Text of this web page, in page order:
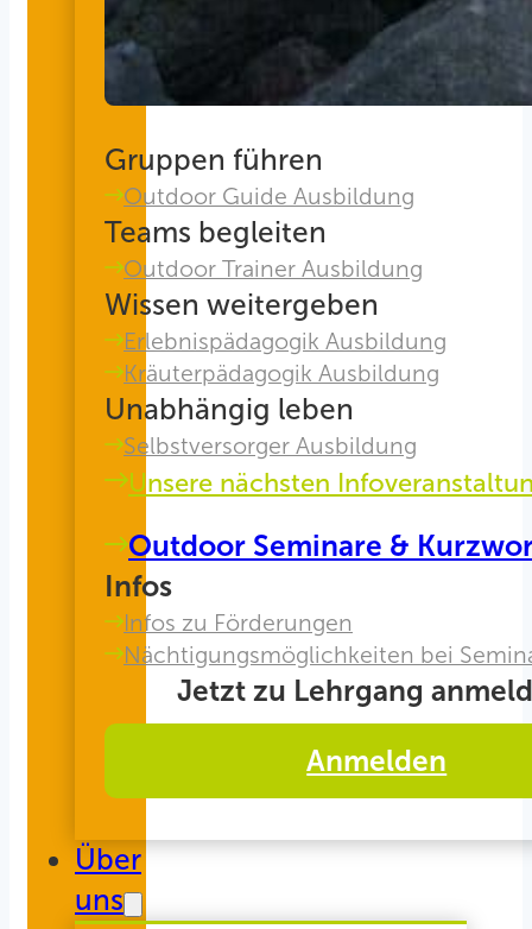
Gruppen führen
Outdoor Guide Ausbildung
Teams begleiten
Outdoor Trainer Ausbildung
Wissen weitergeben
Erlebnispädagogik Ausbildung
Kräuterpädagogik Ausbildung
Unabhängig leben
Selbstversorger Ausbildung
Unsere nächsten
Outdoor Seminare &
Infos
Infos zu Förderungen
Nächtigungsmöglichkeiten bei
Jetzt zu Lehrgang
Anmelden
Über
uns